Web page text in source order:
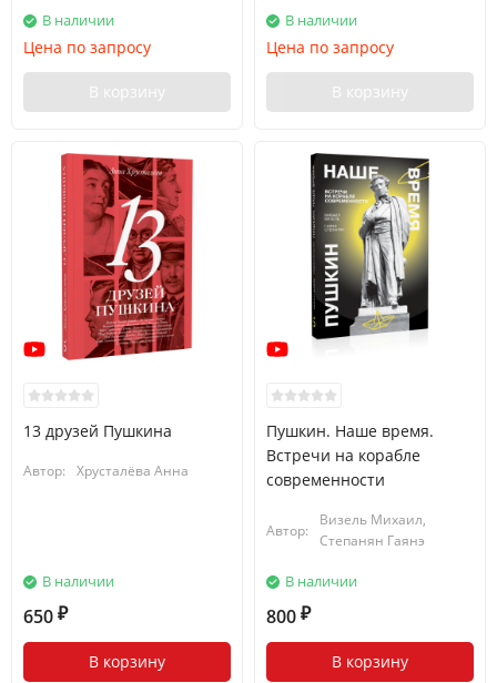
В наличии
Цена по запросу
В корзину
В наличии
Цена по запросу
В корзину
13 друзей Пушкина
Автор: Хрусталёва Анна
В наличии
650 ₽
В корзину
Пушкин. Наше время.
Встречи на корабле
современности
Автор:
Визель Михаил,
Степанян Гаянэ
В наличии
800 ₽
В корзину